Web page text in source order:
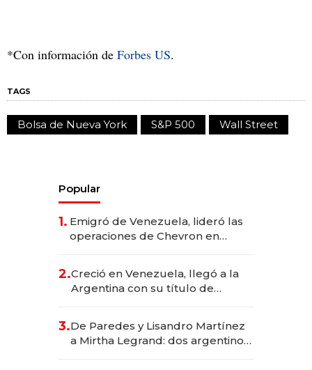
*Con información de Forbes US.
TAGS
Bolsa de Nueva York S&P 500 Wall Street
Popular
1. Emigró de Venezuela, lideró las
operaciones de Chevron en
2.Creció en Venezuela, llegó a la
Argentina con su título de
las marcas "fast premium"
3.De Paredes y Lisandro Martínez
a Mirtha Legrand: dos argentinos